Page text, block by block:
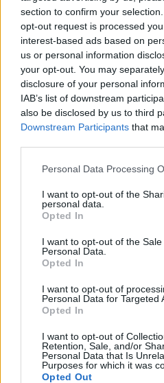
section to confirm your
opt-out request is processed
interest-based ads based on
us or personal information
your opt-out. You may
disclosure of your personal
IAB’s list of downstream
also be disclosed by us to third
Downstream Participants that
Personal Data Processing
I want to opt-out of the
personal data.
Opted In
I want to opt-out of the
Personal Data.
Opted In
I want to opt-out of
Personal Data for Targeted
Opted In
I want to opt-out of
Retention, Sale, and/or
Personal Data that Is
Purposes for which it was
Opted Out
„Az oktatási rendszer
működik” – véli a
államtitkár
A Kréta rendszerben elérhető
rendszer stabil működéséről beszélt
helyettes államtitkár. A
szignifikáns eltérés.
Közoktatás
Palotás Zsuzsanna
Levelet küldtek az új
államtitkárnak a
Elküldte a megújított történelmi
Azt kérik, az érettségizők a
korábban kiadott atlaszokat. Választ
Közoktatás